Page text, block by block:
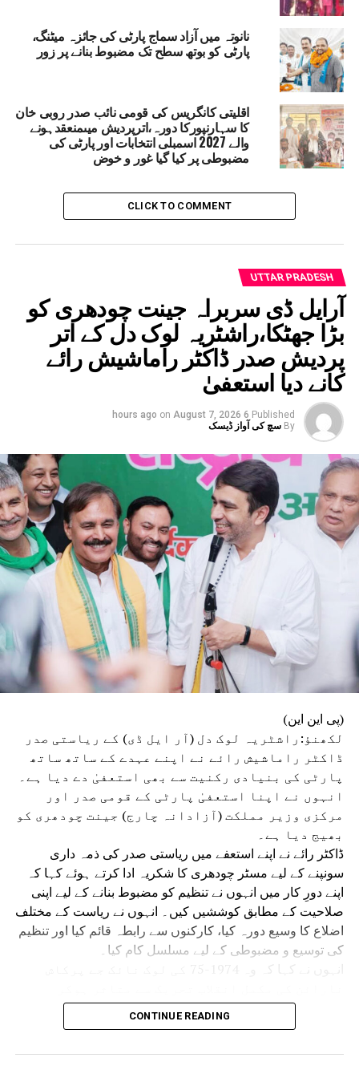
نانوتہ میں آزاد سماج پارٹی کی جائزہ میٹنگ،
پارٹی کو بوتھ سطح تک مضبوط بنانے پر زور
اقلیتی کانگریس کی قومی نائب صدر روبی خان
کا سہارنپورکا دورہ،اترپردیش میںمنعقدہونے
والے 2027 اسمبلی انتخابات اور پارٹی کی
مضبوطی پر کیا گیا غور و خوض
CLICK TO COMMENT
UTTAR PRADESH
آرایل ڈی سربراہ جینت چودھری کو
بڑا جھٹکا،راشٹریہ لوک دل کے اتر
پردیش صدر ڈاکٹر راماشیش رائے
کانے دیا استعفیٰ
Published
6 hours ago
on August 7, 2026
By سچ کی آواز ڈیسک
(پی این این)
لکھنؤ:راشٹریہ لوک دل (آر ایل ڈی) کے ریاستی صدر
ڈاکٹر راماشیش رائے نے اپنے عہدے کے ساتھ ساتھ
پارٹی کی بنیادی رکنیت سے بھی استعفیٰ دے دیا ہے۔
انہوں نے اپنا استعفیٰ پارٹی کے قومی صدر اور
مرکزی وزیر مملکت (آزادانہ چارج) جینت چودھری کو
بھیج دیا ہے۔
ڈاکٹر رائے نے اپنے استعفے میں ریاستی صدر کی ذمہ داری
سونپنے کے لیے مسٹر چودھری کا شکریہ ادا کرتے ہوئے کہا کہ
اپنے دورِ کار میں انہوں نے تنظیم کو مضبوط بنانے کے لیے اپنی
صلاحیت کے مطابق کوششیں کیں۔ انہوں نے ریاست کے مختلف
اضلاع کا وسیع دورہ کیا، کارکنوں سے رابطہ قائم کیا اور تنظیم
کی توسیع و مضبوطی کے لیے مسلسل کام کیا۔
سیاست میں آئے تھے۔ اس وقت بدعنوانی، مہنگائی،
بے روزگاری، جمہوری اداروں کے زوال اور حکومت و
CONTINUE READING